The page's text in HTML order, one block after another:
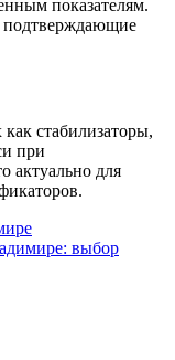
показателям.
подтверждающие
стабилизаторы,
при
актуально для
выбор